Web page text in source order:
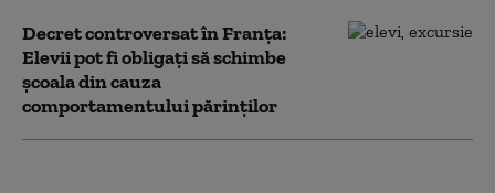
Decret controversat în Franța:
Elevii pot fi obligați să schimbe
școala din cauza
comportamentului părinților